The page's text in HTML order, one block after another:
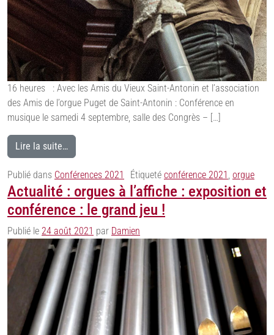
16 heures : Avec les Amis du Vieux Saint-Antonin et l’association
des Amis de l’orgue Puget de Saint-Antonin : Conférence en
musique le samedi 4 septembre, salle des Congrès – […]
Lire la suite…
Publié dans Conférences 2021 Étiqueté conférence 2021 , orgue
Actualité : orgues à l’affiche : exposition et
conférence : le grand jeu !
Publié le 24 août 2021 par Damien